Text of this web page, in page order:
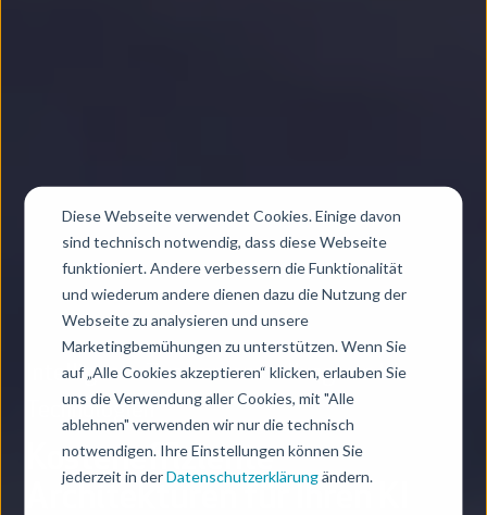
Diese Webseite verwendet Cookies. Einige davon
sind technisch notwendig, dass diese Webseite
funktioniert. Andere verbessern die Funktionalität
und wiederum andere dienen dazu die Nutzung der
Webseite zu analysieren und unsere
Marketingbemühungen zu unterstützen. Wenn Sie
auf „Alle Cookies akzeptieren“ klicken, erlauben Sie
uns die Verwendung aller Cookies, mit "Alle
ablehnen" verwenden wir nur die technisch
notwendigen. Ihre Einstellungen können Sie
jederzeit in derDatenschutzerklärungändern.
Intelligente Zusammenstellung von KI-
Technologien
Kosteneffiziente